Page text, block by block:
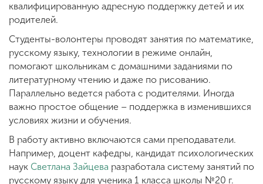
квалифицированную адресную поддержку детей и их
родителей.
Студенты-волонтеры проводят занятия по математике,
русскому языку, технологии в режиме онлайн,
помогают школьникам с домашними заданиями по
литературному чтению и даже по рисованию.
Параллельно ведется работа с родителями. Иногда
важно простое общение – поддержка в изменившихся
условиях жизни и обучения.
В работу активно включаются сами преподаватели.
Например, доцент кафедры, кандидат психологических
наук Светлана Зайцева разработала систему занятий по
русскому языку для ученика 1 класса школы №20 г.